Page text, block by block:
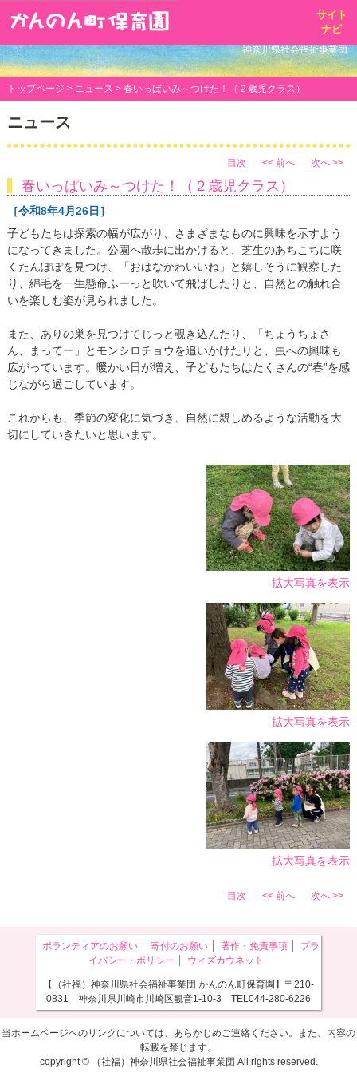
サイト
ナビ
神奈川県社会福祉事業団
トップページ > ニュース > 春いっぱいみ～つけた！（２歳児クラス）
ニュース
目次 << 前へ 次へ >>
春いっぱいみ～つけた！（２歳児クラス）
［令和8年4月26日］
子どもたちは探索の幅が広がり、さまざまなものに興味を示すよう
になってきました。公園へ散歩に出かけると、芝生のあちこちに咲
くたんぽぽを見つけ、「おはなかわいいね」と嬉しそうに観察した
り、綿毛を一生懸命ふーっと吹いて飛ばしたりと、自然との触れ合
いを楽しむ姿が見られました。
また、ありの巣を見つけてじっと覗き込んだり、「ちょうちょさ
ん、まってー」とモンシロチョウを追いかけたりと、虫への興味も
広がっています。暖かい日が増え、子どもたちはたくさんの“春”を感
じながら過ごしています。
これからも、季節の変化に気づき、自然に親しめるような活動を大
切にしていきたいと思います。
拡大写真を表示
拡大写真を表示
拡大写真を表示
目次 << 前へ 次へ >>
ボランティアのお願い 寄付のお願い 著作・免責事項
プラ
イバシー・ポリシー
ウィズカウネット
【（社福）神奈川県社会福祉事業団 かんのん町保育園】〒210-
0831 神奈川県川崎市川崎区観音1-10-3 TEL044-280-6226
当ホームページへのリンクについては、あらかじめご連絡ください。また、内容の
転載を禁じます。
copyright © （社福）神奈川県社会福祉事業団 All rights reserved.